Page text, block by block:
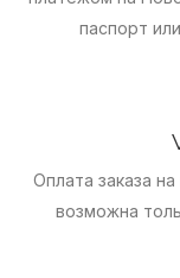
паспорт
Оплата заказа
возможна